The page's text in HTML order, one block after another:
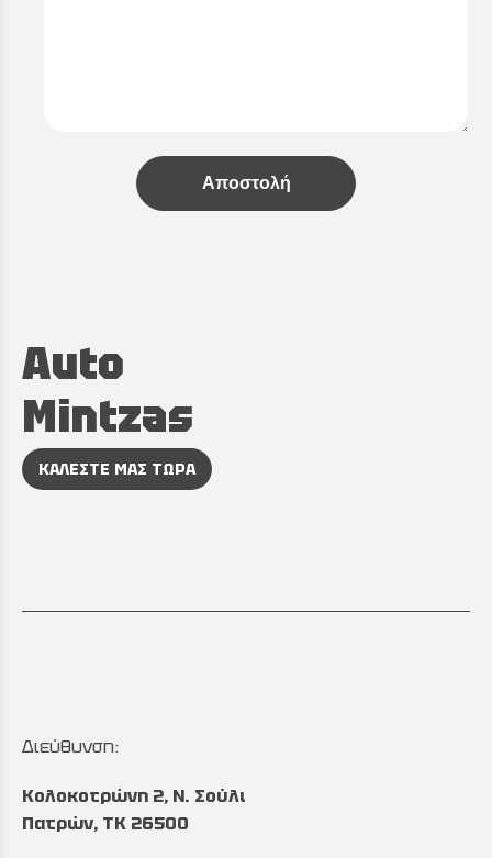
Αποστολή
Auto
Mintzas
ΚΑΛΕΣΤΕ ΜΑΣ ΤΩΡΑ
Διεύθυνση:
Κολοκοτρώνη 2, Ν. Σούλι
Πατρών, TK 26500